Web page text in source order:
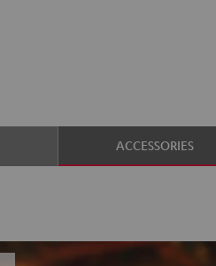
ACCESSORIES